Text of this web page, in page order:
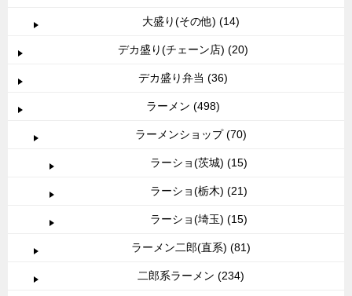
大盛り(その他) (14)
デカ盛り(チェーン店) (20)
デカ盛り弁当 (36)
ラーメン (498)
ラーメンショップ (70)
ラーショ(茨城) (15)
ラーショ(栃木) (21)
ラーショ(埼玉) (15)
ラーメン二郎(直系) (81)
二郎系ラーメン (234)